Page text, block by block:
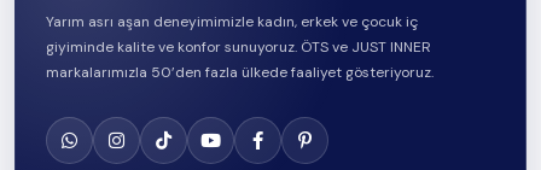
Yarım asrı aşan deneyimimizle kadın, erkek ve çocuk iç
giyiminde kalite ve konfor sunuyoruz. ÖTS ve JUST INNER
markalarımızla 50’den fazla ülkede faaliyet gösteriyoruz.